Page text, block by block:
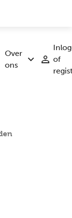
Over
ons
Submenu
of